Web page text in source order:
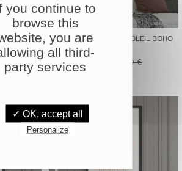
-30%
AFFICHE / POSTER - SOLEIL BOHO
9,90 €
you continue to
browse this
you are
all third-
party services
✓ OK, accept all
Personalize